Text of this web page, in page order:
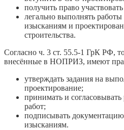
получить право
легально выполнять
изысканиям и
строительства.
Согласно ч. 3 ст. 55.5-1 ГрК РФ,
внесённые в НОПРИЗ, имеют
утверждать задания на
проектирование;
принимать и
работ;
подписывать
изысканиям.